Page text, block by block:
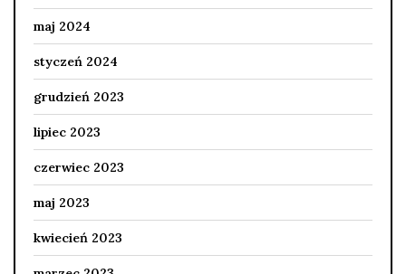
maj 2024
styczeń 2024
grudzień 2023
lipiec 2023
czerwiec 2023
maj 2023
kwiecień 2023